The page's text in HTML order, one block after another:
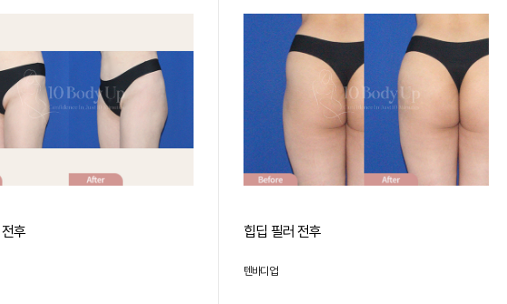
후 힙딥 필러 전후
텐바디업